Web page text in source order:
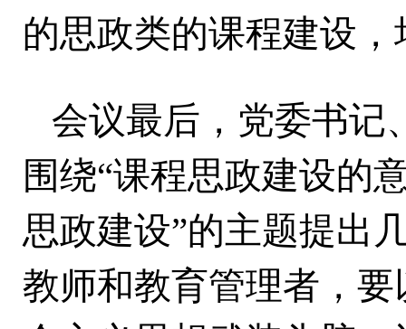
的思政类的课程建设，
会议最后，党委书记
围绕“课程思政建设的
思政建设”的主题提出
教师和教育管理者，